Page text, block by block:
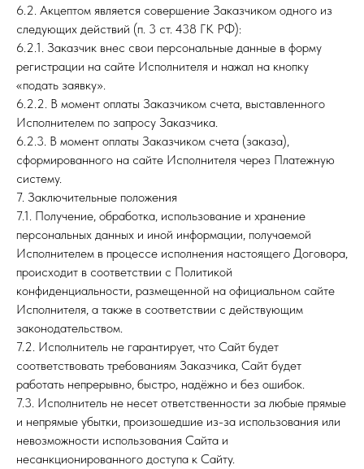
6.2. Акцептом является совершение Заказчиком одного из
следующих действий (п. 3 ст. 438 ГК РФ):
6.2.1. Заказчик внес свои персональные данные в форму
регистрации на сайте Исполнителя и нажал на кнопку
«подать заявку».
6.2.2. В момент оплаты Заказчиком счета, выставленного
Исполнителем по запросу Заказчика.
6.2.3. В момент оплаты Заказчиком счета (заказа),
сформированного на сайте Исполнителя через Платежную
систему.
7. Заключительные положения
7.1. Получение, обработка, использование и хранение
персональных данных и иной информации, получаемой
Исполнителем в процессе исполнения настоящего Договора,
происходит в соответствии с Политикой
конфиденциальности, размещенной на официальном сайте
Исполнителя, а также в соответствии с действующим
законодательством.
7.2. Исполнитель не гарантирует, что Сайт будет
соответствовать требованиям Заказчика, Сайт будет
работать непрерывно, быстро, надёжно и без ошибок.
7.3. Исполнитель не несет ответственности за любые прямые
и непрямые убытки, произошедшие из-за использования или
невозможности использования Сайта и
несанкционированного доступа к Сайту.